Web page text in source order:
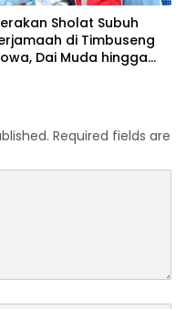
Sholat Subuh
di Timbuseng
Dai Muda hingga
Required fields are